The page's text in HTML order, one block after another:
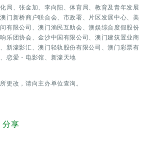
局、张金加、李向阳、体育局、教育及青年发展
门新桥商户联合会、市政署、片区发展中心、美
有限公司、澳门渔民互助会、澳娱综合度假股份
乐团协会、金沙中国有限公司、澳门建筑置业商
新濠影汇、澳门轻轨股份有限公司、澳门彩票有
恋爱・电影馆、新濠天地
更改，请向主办单位查询。
分享